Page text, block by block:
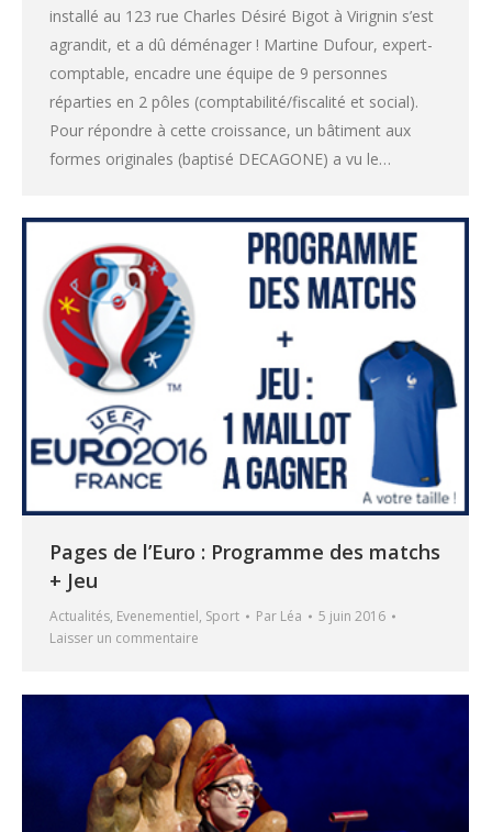
installé au 123 rue Charles Désiré Bigot à Virignin s’est
agrandit, et a dû déménager ! Martine Dufour, expert-
comptable, encadre une équipe de 9 personnes
réparties en 2 pôles (comptabilité/fiscalité et social).
Pour répondre à cette croissance, un bâtiment aux
formes originales (baptisé DECAGONE) a vu le…
Pages de l’Euro : Programme des matchs
+ Jeu
Actualités, Evenementiel, Sport Par Léa
5 juin 2016
Laisser un commentaire